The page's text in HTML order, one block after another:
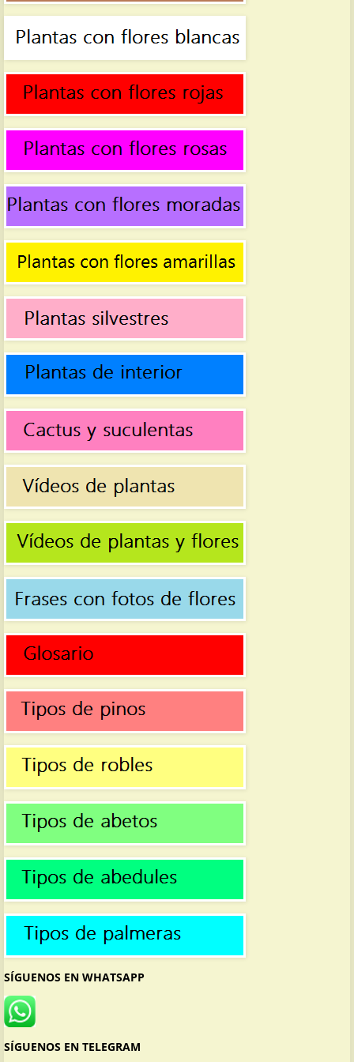
SÍGUENOS EN WHATSAPP
SÍGUENOS EN TELEGRAM